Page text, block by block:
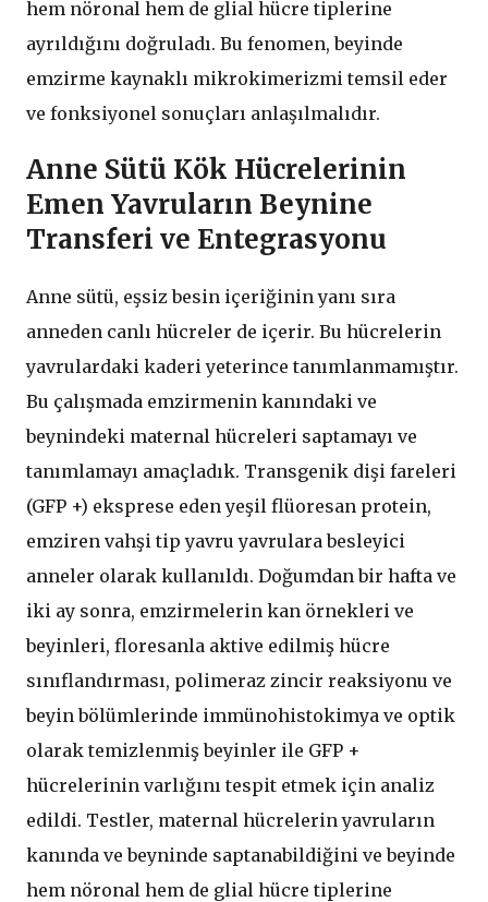
hem nöronal hem de glial hücre tiplerine
ayrıldığını doğruladı. Bu fenomen, beyinde
emzirme kaynaklı mikrokimerizmi temsil eder
ve fonksiyonel sonuçları anlaşılmalıdır.
Anne Sütü Kök Hücrelerinin
Emen Yavruların Beynine
Transferi ve Entegrasyonu
Anne sütü, eşsiz besin içeriğinin yanı sıra
anneden canlı hücreler de içerir. Bu hücrelerin
yavrulardaki kaderi yeterince tanımlanmamıştır.
Bu çalışmada emzirmenin kanındaki ve
beynindeki maternal hücreleri saptamayı ve
tanımlamayı amaçladık. Transgenik dişi fareleri
(GFP +) eksprese eden yeşil flüoresan protein,
emziren vahşi tip yavru yavrulara besleyici
anneler olarak kullanıldı. Doğumdan bir hafta ve
iki ay sonra, emzirmelerin kan örnekleri ve
beyinleri, floresanla aktive edilmiş hücre
sınıflandırması, polimeraz zincir reaksiyonu ve
beyin bölümlerinde immünohistokimya ve optik
olarak temizlenmiş beyinler ile GFP +
hücrelerinin varlığını tespit etmek için analiz
edildi. Testler, maternal hücrelerin yavruların
kanında ve beyninde saptanabildiğini ve beyinde
hem nöronal hem de glial hücre tiplerine